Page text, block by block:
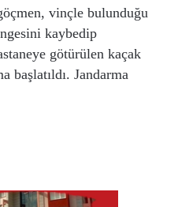
vinçle bulunduğu
kaybedip
götürülen kaçak
başlatıldı. Jandarma